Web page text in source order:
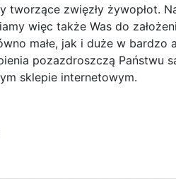
tworzące zwięzły żywopłot.
więc także Was do
małe, jak i duże w
pozazdroszczą Państwu
sklepie internetowym.